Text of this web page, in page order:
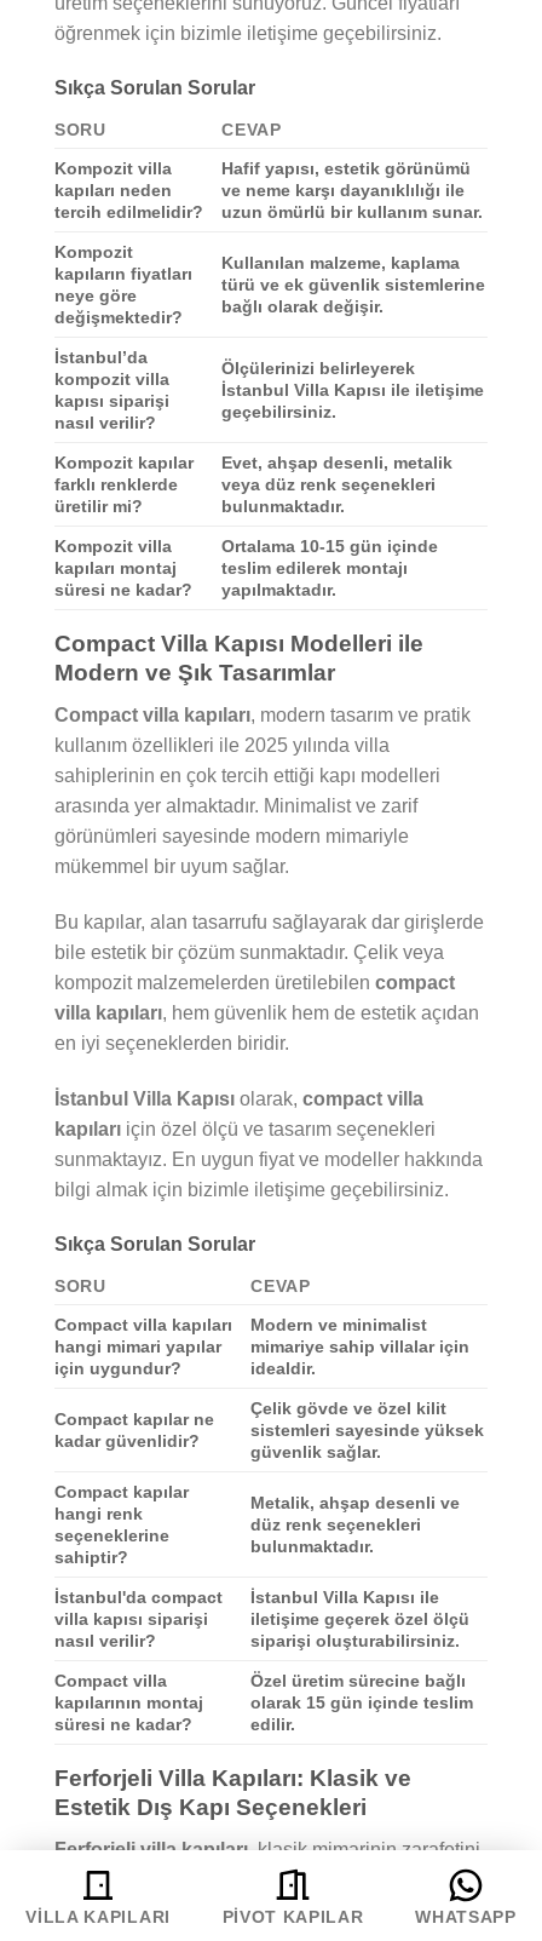
öğrenmek için bizimle iletişime geçebilirsiniz.
Sıkça Sorulan Sorular
SORU
CEVAP
Kompozit villa
kapıları neden
tercih edilmelidir?
Hafif yapısı, estetik görünümü
ve neme karşı dayanıklılığı ile
uzun ömürlü bir kullanım sunar.
Kompozit
kapıların fiyatları
neye göre
değişmektedir?
Kullanılan malzeme, kaplama
türü ve ek güvenlik sistemlerine
bağlı olarak değişir.
İstanbul’da
kompozit villa
kapısı siparişi
nasıl verilir?
Ölçülerinizi belirleyerek
İstanbul Villa Kapısı ile iletişime
geçebilirsiniz.
Kompozit kapılar
farklı renklerde
üretilir mi?
Evet, ahşap desenli, metalik
veya düz renk seçenekleri
bulunmaktadır.
Kompozit villa
kapıları montaj
süresi ne kadar?
Ortalama 10-15 gün içinde
teslim edilerek montajı
yapılmaktadır.
Compact Villa Kapısı Modelleri ile
Modern ve Şık Tasarımlar
Compact villa kapıları, modern tasarım ve pratik
kullanım özellikleri ile 2025 yılında villa
sahiplerinin en çok tercih ettiği kapı modelleri
arasında yer almaktadır. Minimalist ve zarif
görünümleri sayesinde modern mimariyle
mükemmel bir uyum sağlar.
Bu kapılar, alan tasarrufu sağlayarak dar girişlerde
bile estetik bir çözüm sunmaktadır. Çelik veya
kompozit malzemelerden üretilebilen compact
villa kapıları, hem güvenlik hem de estetik açıdan
en iyi seçeneklerden biridir.
İstanbul Villa Kapısı olarak, compact villa
kapıları için özel ölçü ve tasarım seçenekleri
sunmaktayız. En uygun fiyat ve modeller hakkında
bilgi almak için bizimle iletişime geçebilirsiniz.
Sıkça Sorulan Sorular
SORU
CEVAP
Compact villa kapıları
hangi mimari yapılar
için uygundur?
Modern ve minimalist
mimariye sahip villalar için
idealdir.
Compact kapılar ne
kadar güvenlidir?
Çelik gövde ve özel kilit
sistemleri sayesinde yüksek
güvenlik sağlar.
Compact kapılar
hangi renk
seçeneklerine
sahiptir?
Metalik, ahşap desenli ve
düz renk seçenekleri
bulunmaktadır.
İstanbul'da compact
villa kapısı siparişi
nasıl verilir?
İstanbul Villa Kapısı ile
iletişime geçerek özel ölçü
siparişi oluşturabilirsiniz.
Compact villa
kapılarının montaj
süresi ne kadar?
Özel üretim sürecine bağlı
olarak 15 gün içinde teslim
edilir.
Ferforjeli Villa Kapıları: Klasik ve
Estetik Dış Kapı Seçenekleri
Ferforjeli villa kapıları , klasik mimarinin zarafetini
ve sağlamlığını bir araya getiren en estetik dış kapı
seçeneklerinden biridir. Özel demir işçiliği ile
VILLA KAPILARI PIVOT KAPILAR WHATSAPP